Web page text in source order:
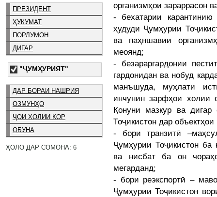
ПРЕЗИДЕНТ
ҲУКУМАТ
ПОРЛУМОН
ДИГАР
"ҶУМҲУРИЯТ"
ДАР БОРАИ НАШРИЯ
ОЗМУНҲО
ҶОИ ХОЛИИ КОР
ОБУНА
ҲОЛО ДАР СОМОНА: 6
организмҳои зараррасон
- бехатарии
ҳудуди Ҷумҳурии
ва паҳншавии
меоянд;
- безараргардонии
гардонидан ва нобуд
манъшуда, муҳлати
инчунин зарфҳои холии
Қонуни мазкур ва
Тоҷикистон дар
- бори транзитӣ
Ҷумҳурии Тоҷикистон
ва нисбат ба он
мегарданд;
- бори реэкспортӣ –
Ҷумҳурии Тоҷикистон